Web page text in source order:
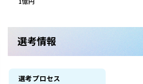
選考情報
選考プロセス